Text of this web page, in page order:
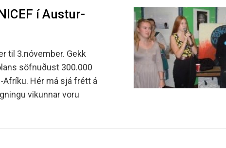
í Austur-
til 3.nóvember. Gekk
söfnuðust 300.000
Afríku. Hér má sjá frétt á
vikunnar voru